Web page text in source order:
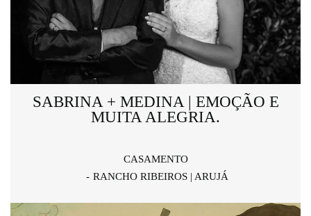
SABRINA + MEDINA | EMOÇÃO E
MUITA ALEGRIA.
CASAMENTO
RANCHO RIBEIROS | ARUJÁ